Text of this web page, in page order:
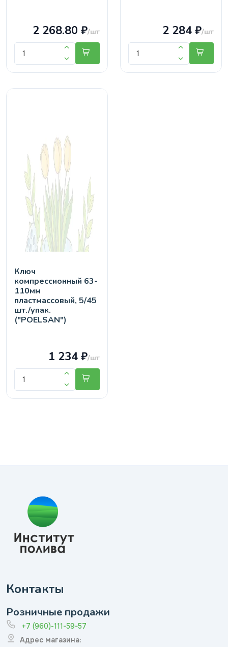
2 268.80 ₽/шт 2 284 ₽/шт
Ключ
компрессионный 63-
110мм
пластмассовый, 5/45
шт./упак.
("POELSAN")
1 234 ₽/шт
Контакты
Розничные продажи
+7 (960)-111-59-57
Адрес магазина: